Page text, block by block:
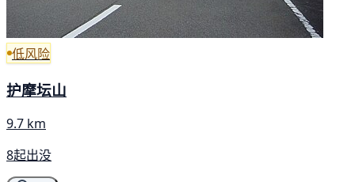
低风险
护摩坛山
9.7 km
8起出没